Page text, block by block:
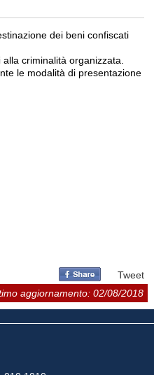
dei beni confiscati
criminalità organizzata.
le modalità di presentazione
Tweet
aggiornamento: 02/08/2018